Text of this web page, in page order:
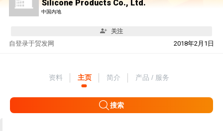
Silicone Products Co., Ltd.
中国内地
关注
自 2018年2月1日
登录于贸发网
资料 主页 简介 产品 / 服务
搜索